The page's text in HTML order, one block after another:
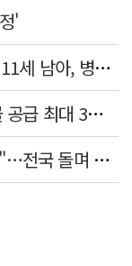
'
"침대에 결박, 탈진"…평생 교회서 산 11세 남아, 병원 이송 끝 숨져
박권현 청도군수, 국무총리에 "청도 물 공급 최대 3만t 늘려달라"
"경로당 통장에 비밀번호가 적혀 있다"…전국 돌며 경로당 13곳 턴 30대 구속